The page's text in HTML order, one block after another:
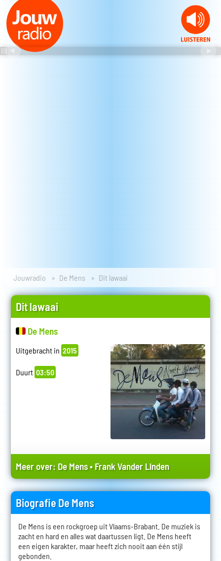
Jouwradio De Mens Dit lawaai
Dit lawaai
De Mens
Uitgebracht in 2015
Duurt 03:50
Meer over: De Mens•Frank Vander Linden
Biografie De Mens
De Mens is een rockgroep uit Vlaams-Brabant. De muziek is
zacht en hard en alles wat daartussen ligt. De Mens heeft
een eigen karakter, maar heeft zich nooit aan één stijl
gebonden.